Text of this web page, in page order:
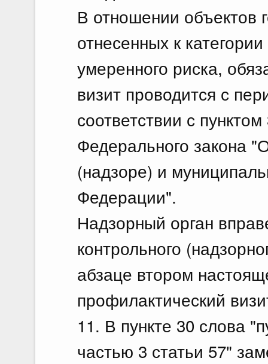
В отношении объектов
отнесенных к
умеренного риска,
визит проводится с
соответствии с
Федерального закона
(надзоре) и
Федерации".
Надзорный орган
контрольного
абзаце втором
профилактический
11. В пункте 30 слова
частью 3 статьи 57"